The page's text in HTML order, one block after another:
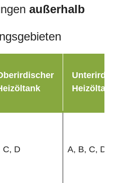
außerhalb
Heizöltank
C, D A, B, C, D